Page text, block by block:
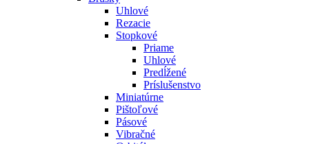
Uhlové
Rezacie
Stopkové
Priame
Uhlové
Predĺžené
Príslušenstvo
Miniatúrne
Pištoľové
Pásové
Vibračné